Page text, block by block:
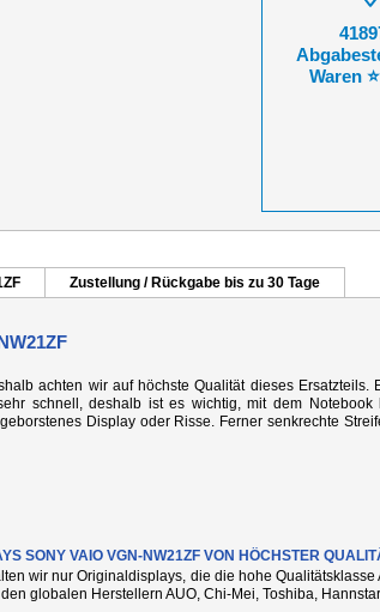
Waren
Zustellung / Rückgabe bis zu 30 Tage
achten wir auf höchste Qualität dieses
schnell, deshalb ist es wichtig, mit dem
Display oder Risse. Ferner senkrechte
SONY VAIO VGN-NW21ZF VON HÖCHSTER
wir nur Originaldisplays, die die hohe
globalen Herstellern AUO, Chi-Mei, Toshiba,